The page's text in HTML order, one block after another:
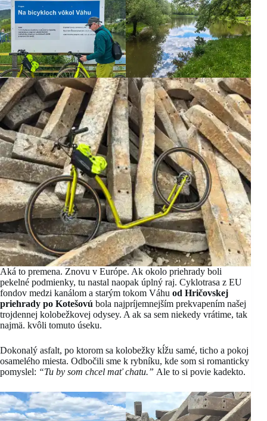
Aká to premena. Znovu v Európe. Ak okolo priehrady boli
pekelné podmienky, tu nastal naopak úplný raj. Cyklotrasa z EU
fondov medzi kanálom a starým tokom Váhu od Hričovskej
priehrady po Kotešovú bola najpríjemnejším prekvapením našej
trojdennej kolobežkovej odysey. A ak sa sem niekedy vrátime, tak
najmä. kvôli tomuto úseku.
Dokonalý asfalt, po ktorom sa kolobežky kĺžu samé, ticho a pokoj
osamelého miesta. Odbočili sme k rybníku, kde som si romanticky
pomyslel: “Tu by som chcel mať chatu.” Ale to si povie kadekto.